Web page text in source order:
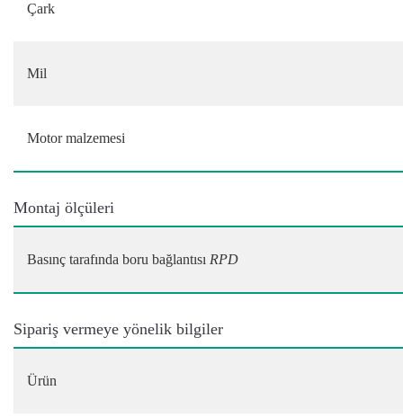
Çark
Mil
Motor malzemesi
Montaj ölçüleri
Basınç tarafında boru bağlantısı RPD
Sipariş vermeye yönelik bilgiler
Ürün